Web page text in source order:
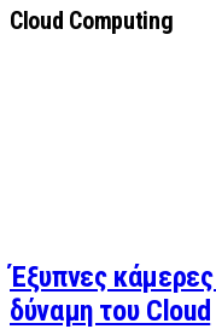
Cloud Computing
Έξυπνες
δύναμη του Cloud